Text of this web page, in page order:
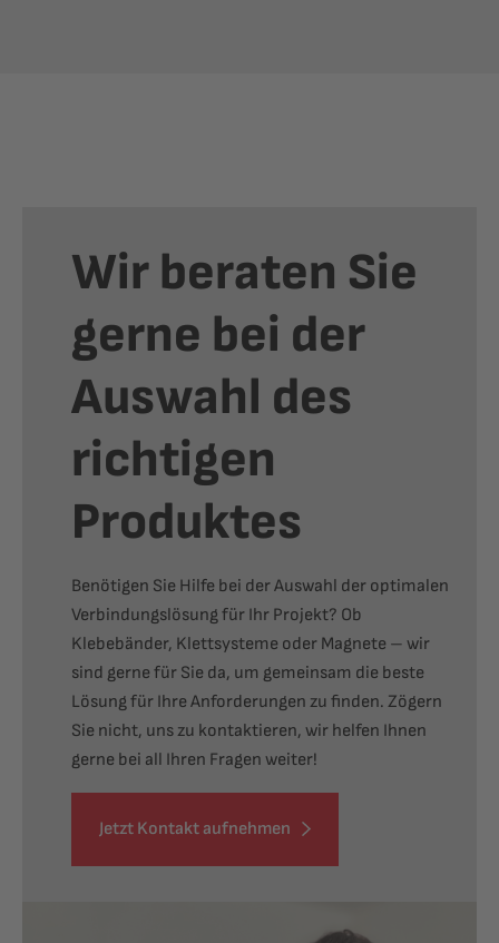
Wir beraten Sie
gerne bei der
Auswahl des
richtigen
Produktes
Benötigen Sie Hilfe bei der Auswahl der optimalen
Verbindungslösung für Ihr Projekt? Ob
Klebebänder, Klettsysteme oder Magnete – wir
sind gerne für Sie da, um gemeinsam die beste
Lösung für Ihre Anforderungen zu finden. Zögern
Sie nicht, uns zu kontaktieren, wir helfen Ihnen
gerne bei all Ihren Fragen weiter!
Jetzt Kontakt aufnehmen